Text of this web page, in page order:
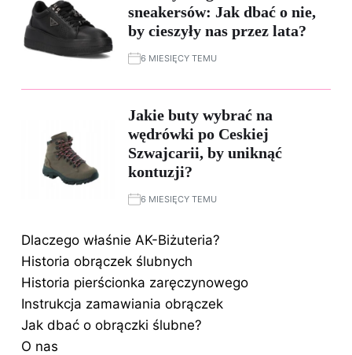
sneakersów: Jak dbać o nie,
by cieszyły nas przez lata?
6 MIESIĘCY TEMU
Jakie buty wybrać na
wędrówki po Ceskiej
Szwajcarii, by uniknąć
kontuzji?
6 MIESIĘCY TEMU
Dlaczego właśnie AK-Biżuteria?
Historia obrączek ślubnych
Historia pierścionka zaręczynowego
Instrukcja zamawiania obrączek
Jak dbać o obrączki ślubne?
O nas